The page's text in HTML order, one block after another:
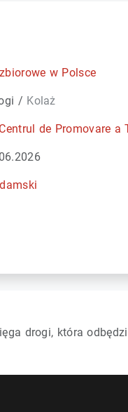
w Polsce
/ Kolaż
de Promovare a
drogi, która